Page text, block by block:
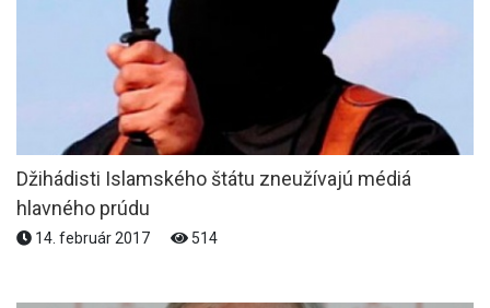
Džihádisti Islamského štátu zneužívajú médiá
hlavného prúdu
14. február 2017 514